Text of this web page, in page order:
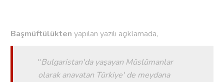
Başmüftülükten yapılan yazılı açıklamada,
"Bulgaristan'da yaşayan Müslümanlar
olarak anavatan Türkiye' de meydana